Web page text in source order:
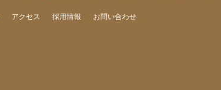
アクセス 採用情報 お問い合わせ